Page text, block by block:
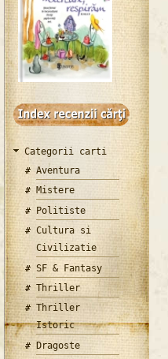
Categorii carti
Aventura
Mistere
Politiste
Cultura si
Civilizatie
SF & Fantasy
Thriller
Thriller
Istoric
Dragoste